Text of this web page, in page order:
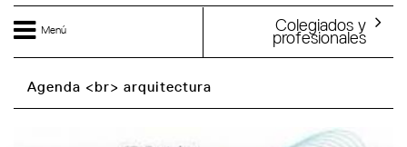
Menú Colegiados y
profesionales
Agenda <br> arquitectura